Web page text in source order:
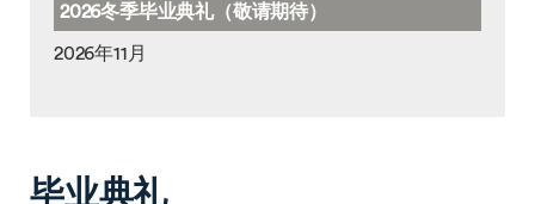
2026冬季毕业典礼（敬请期待）
2026年11月
毕业典礼